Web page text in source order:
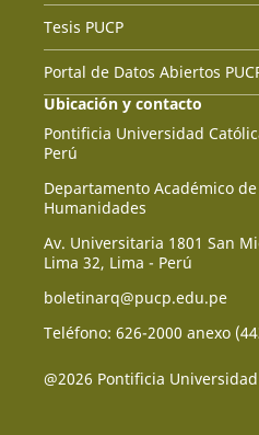
Tesis PUCP
Portal de Datos Abiertos
Ubicación y contacto
Pontificia Universidad
Perú
Departamento Académico de
Humanidades
Av. Universitaria 1801 San
Lima 32, Lima - Perú
boletinarq@pucp.edu.pe
Teléfono: 626-2000 anexo
@2026 Pontificia